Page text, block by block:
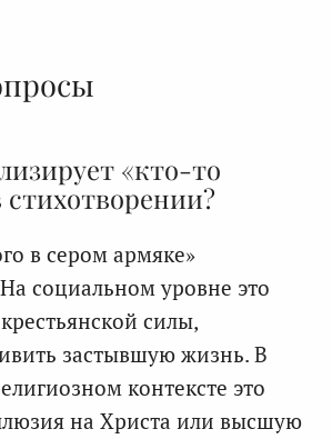
«кто-то
в сером армяке»
социальном уровне это
силы,
застывшую жизнь. В
контексте это
на Христа или высшую